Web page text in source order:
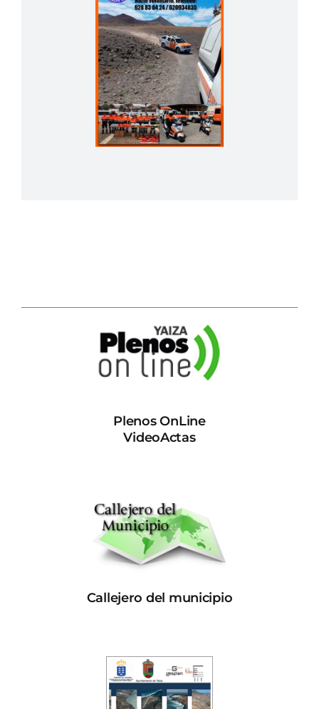
Plenos OnLine
VideoActas
Callejero del municipio